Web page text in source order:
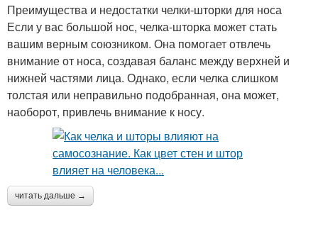
Преимущества и недостатки челки-шторки для носа
Если у вас большой нос, челка-шторка может стать
вашим верным союзником. Она помогает отвлечь
внимание от носа, создавая баланс между верхней и
нижней частями лица. Однако, если челка слишком
толстая или неправильно подобранная, она может,
наоборот, привлечь внимание к носу.
читать дальше →